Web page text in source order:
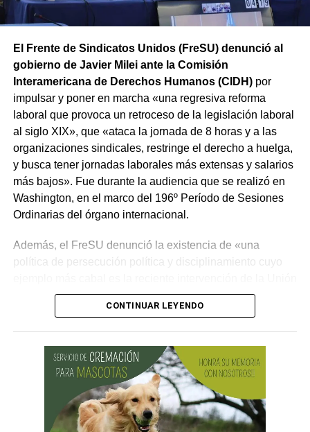
El Frente de Sindicatos Unidos (FreSU) denunció al
gobierno de Javier Milei ante la Comisión
Interamericana de Derechos Humanos (CIDH)por
impulsar y poner en marcha «una regresiva reforma
laboral que provoca un retroceso de la legislación laboral
al siglo XIX», que «ataca la jornada de 8 horas y a las
organizaciones sindicales, restringe el derecho a huelga,
y busca tener jornadas laborales más extensas y salarios
más bajos». Fue durante la audiencia que se realizó en
Washington, en el marco del 196º Período de Sesiones
Ordinarias del órgano internacional.
Además, el FreSU denunció la existencia de «una
política de persecución política y disciplinamiento cuyo
Obrera Metalúrgica (UOM) y la persecución mediática,
gremial, jurídica y personal» desplegada por funcionarios
(APLA), Pablo Biró.
«El espíritu de esta reforma es beneficiar sólo a los
empresarios y aumentar sus márgenes de rentabilidad a
partir de una mayor explotación. Jornadas más extensas
y salarios más bajos», dijo el secretario general de ATE,
CONTINUAR LEYENDO